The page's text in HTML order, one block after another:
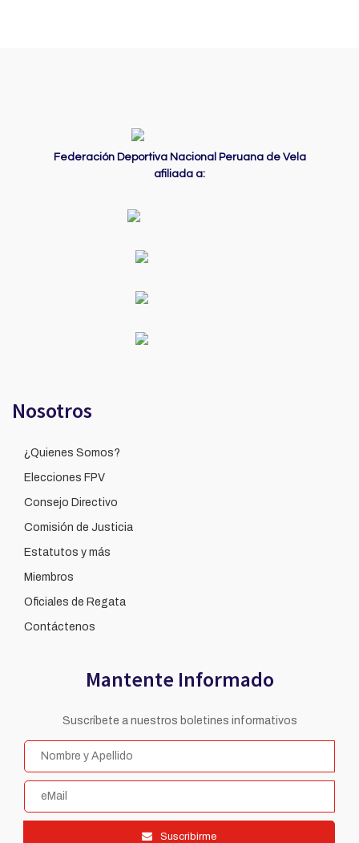
Federación Deportiva Nacional Peruana de Vela
afiliada a:
Nosotros
¿Quienes Somos?
Elecciones FPV
Consejo Directivo
Comisión de Justicia
Estatutos y más
Miembros
Oficiales de Regata
Contáctenos
Mantente Informado
Suscríbete a nuestros boletines informativos
Suscribirme